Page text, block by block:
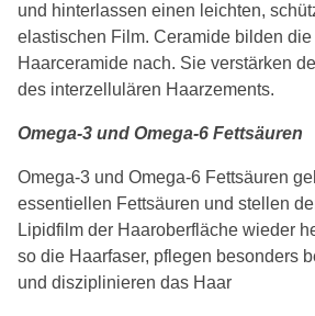
und hinterlassen einen leichten,
elastischen Film. Ceramide bilden
Haarceramide nach. Sie verstärken
des interzellulären Haarzements.
Omega-3 und Omega-6 Fettsäuren
Omega-3 und Omega-6 Fettsäuren
essentiellen Fettsäuren und stellen
Lipidfilm der Haaroberfläche wieder
so die Haarfaser, pflegen besonders
und disziplinieren das Haar